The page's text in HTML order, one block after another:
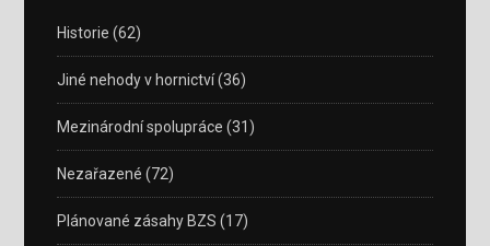
Historie (62)
Jiné nehody v hornictví(36)
Mezinárodní spolupráce (31)
Nezařazené (72)
Plánované zásahy BZS (17)